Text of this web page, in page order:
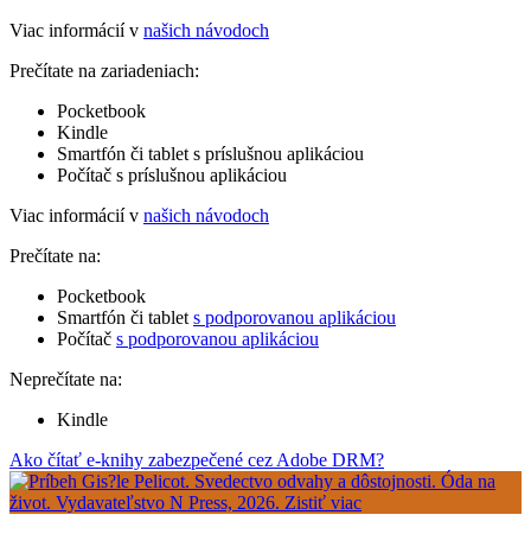
Viac informácií v našich návodoch
Prečítate na zariadeniach:
Pocketbook
Kindle
Smartfón či tablet s príslušnou aplikáciou
Počítač s príslušnou aplikáciou
Viac informácií v našich návodoch
Prečítate na:
Pocketbook
Smartfón či tablet s podporovanou aplikáciou
Počítač s podporovanou aplikáciou
Neprečítate na:
Kindle
Ako čítať e-knihy zabezpečené cez Adobe DRM?